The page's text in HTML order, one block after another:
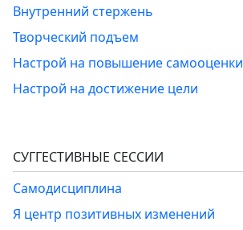
Внутренний стержень
Творческий подъем
Настрой на повышение самооценки
Настрой на достижение цели
СУГГЕСТИВНЫЕ СЕССИИ
Самодисциплина
Я центр позитивных изменений